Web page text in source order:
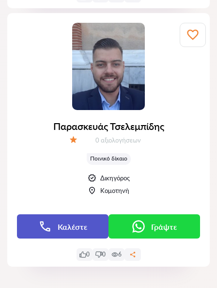
Παρασκευάς Τσελεμπίδης
Αξιολογήσεις:
0 αξιολογήσεων
Ποινικό δίκαιο
Δικηγόρος
Κομοτηνή
Καλέστε Γράψτε
0 0 6